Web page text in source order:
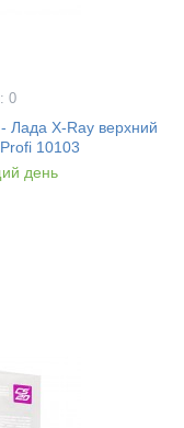
0
Лада X-Ray верхний
10103
день